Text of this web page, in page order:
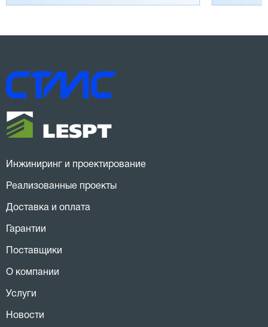
Инжиниринг и проектирование
Реализованные проекты
Доставка и оплата
Гарантии
Поставщики
О компании
Услуги
Новости